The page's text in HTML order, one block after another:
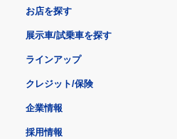
お店を探す
展示車/試乗車を探す
ラインアップ
クレジット/保険
企業情報
採用情報